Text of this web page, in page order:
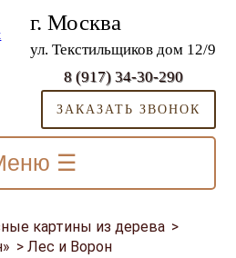
г. Москва
ул. Текстильщиков дом 12/9
8 (917) 34-30-290
ЗАКАЗАТЬ ЗВОНОК
☰
картины из дерева >
>Лес и Ворон